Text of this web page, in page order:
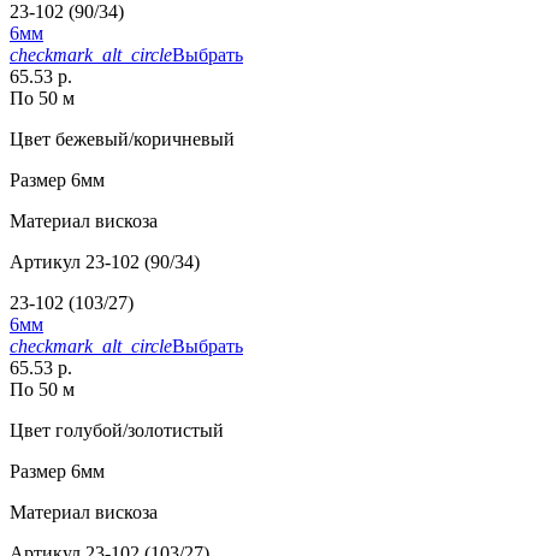
23-102 (90/34)
6мм
checkmark_alt_circleВыбрать
65.53 р.
По 50 м
Цвет бежевый/коричневый
Размер 6мм
Материал вискоза
Артикул 23-102 (90/34)
23-102 (103/27)
6мм
checkmark_alt_circleВыбрать
65.53 р.
По 50 м
Цвет голубой/золотистый
Размер 6мм
Материал вискоза